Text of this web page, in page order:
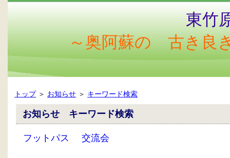
東竹
～奥阿蘇の 古き良
トップ＞ お知らせ ＞ キーワード検索
お知らせ キーワード検索
フットパス 交流会